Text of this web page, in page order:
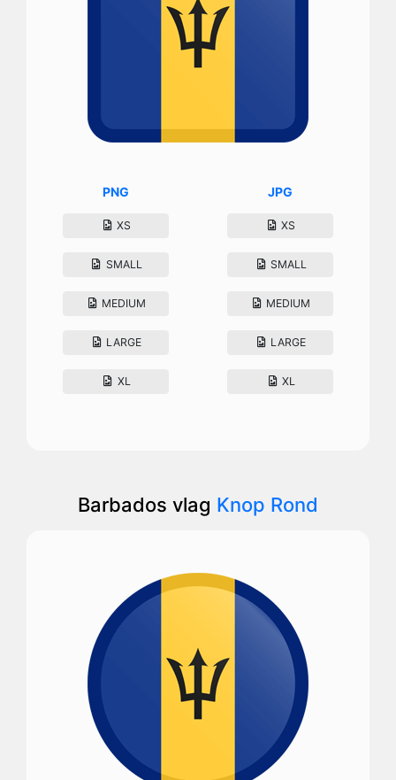
PNG
XS
SMALL
MEDIUM
LARGE
XL
JPG
XS
SMALL
MEDIUM
LARGE
XL
Barbados vlag Knop Rond